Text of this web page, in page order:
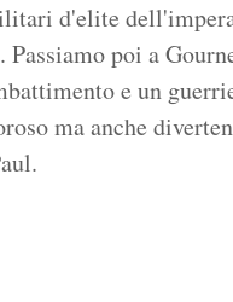
d'elite
poi a
e un
ma anche